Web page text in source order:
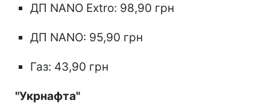
ДП NANO Extro: 98,90 грн
ДП NANO: 95,90 грн
Газ: 43,90 грн
"Укрнафта"